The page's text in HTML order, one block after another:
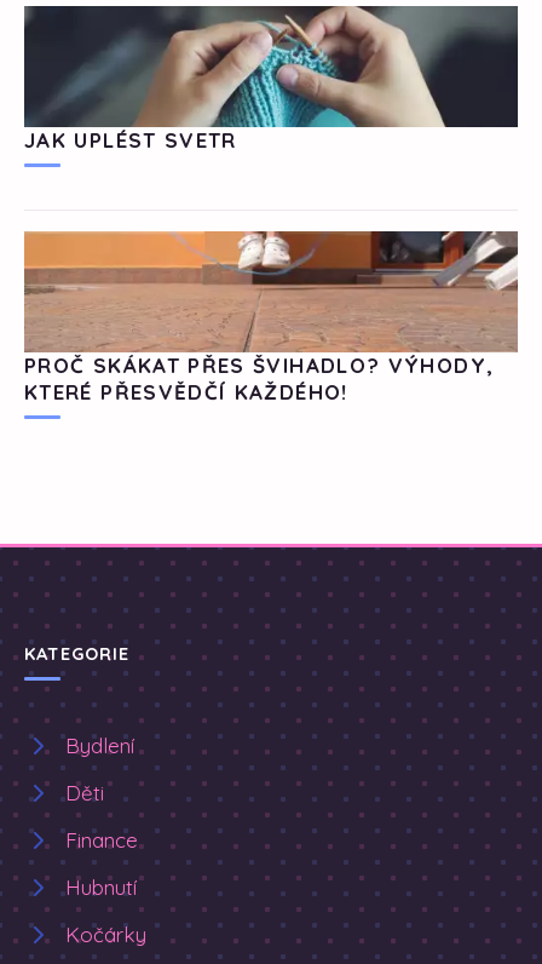
JAK UPLÉST SVETR
PROČ SKÁKAT PŘES ŠVIHADLO? VÝHODY,
KTERÉ PŘESVĚDČÍ KAŽDÉHO!
KATEGORIE
Bydlení
Děti
Finance
Hubnutí
Kočárky